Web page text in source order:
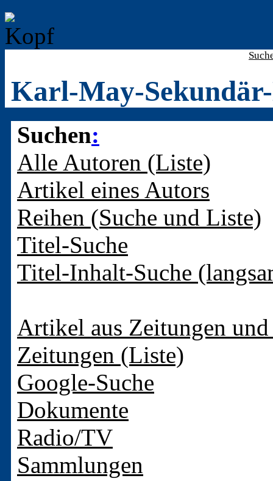
Karl-May-
Suchen:
Alle Autoren (Liste)
Artikel eines Autors
Reihen (Suche und Liste)
Titel-Suche
Titel-Inhalt-Suche
Artikel aus Zeitungen
Zeitungen (Liste)
Google-Suche
Dokumente
Radio/TV
Sammlungen